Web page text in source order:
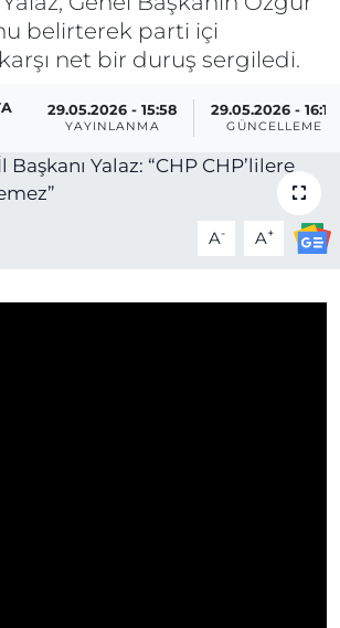
belirterek parti içi
net bir duruş sergiledi.
29.05.2026 - 15:58
YAYINLANMA
29.05.2026 - 16:10
GÜNCELLEME
A- A+